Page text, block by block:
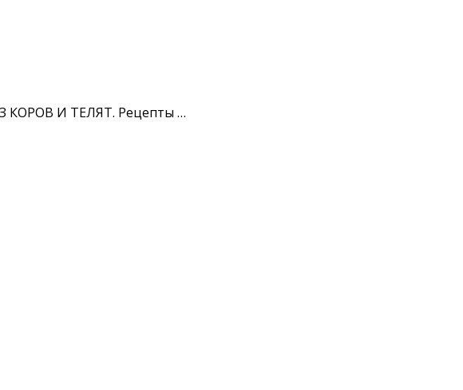
КОРОВ И ТЕЛЯТ. Рецепты …